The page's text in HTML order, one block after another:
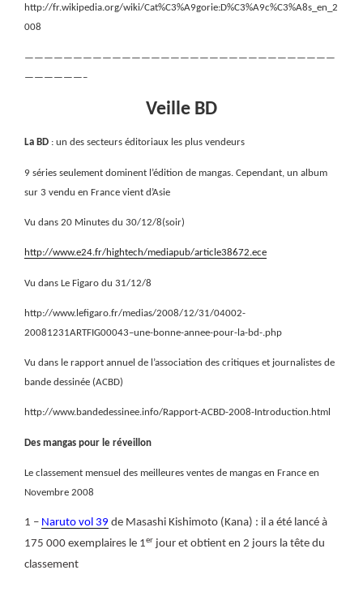
http://fr.wikipedia.org/wiki/Cat%C3%A9gorie:D%C3%A9c%C3%A8s_en_2
008
————————————————————————————————
——————–
Veille BD
La BD : un des secteurs éditoriaux les plus vendeurs
9 séries seulement dominent l’édition de mangas. Cependant, un album
sur 3 vendu en France vient d’Asie
Vu dans 20 Minutes du 30/12/8(soir)
http://www.e24.fr/hightech/mediapub/article38672.ece
Vu dans Le Figaro du 31/12/8
http://www.lefigaro.fr/medias/2008/12/31/04002-
20081231ARTFIG00043–une-bonne-annee-pour-la-bd-.php
Vu dans le rapport annuel de l’association des critiques et journalistes de
bande dessinée (ACBD)
http://www.bandedessinee.info/Rapport-ACBD-2008-Introduction.html
Des mangas pour le réveillon
Le classement mensuel des meilleures ventes de mangas en France en
Novembre 2008
1 – Naruto vol 39 de Masashi Kishimoto (Kana) : il a été lancé à
175 000 exemplaires le 1er jour et obtient en 2 jours la tête du
classement